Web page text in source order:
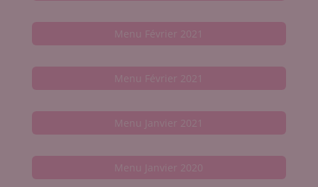
Menu Février 2021
Menu Février 2021
Menu Janvier 2021
Menu Janvier 2020